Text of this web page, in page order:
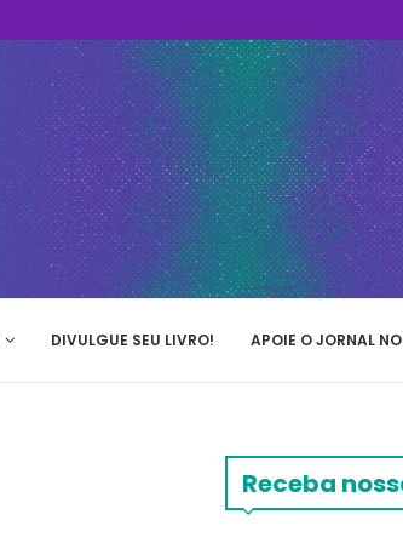
DIVULGUE SEU LIVRO! APOIE O JORNAL
Receba